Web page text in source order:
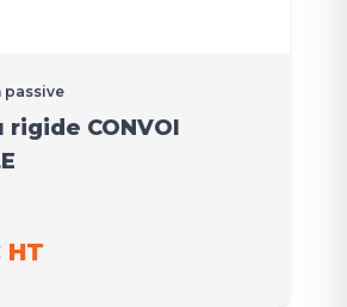
passive
rigide CONVOI